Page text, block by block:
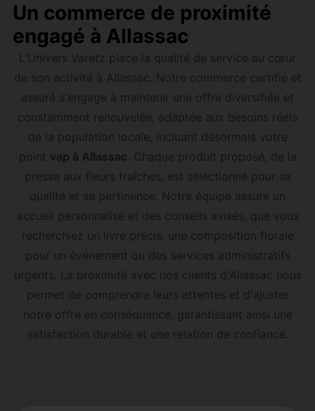
Un commerce de proximité
engagé à Allassac
L'Univers Varetz place la qualité de service au cœur
de son activité à Allassac. Notre commerce certifié et
assuré s'engage à maintenir une offre diversifiée et
constamment renouvelée, adaptée aux besoins réels
de la population locale, incluant désormais votre
point vap à Allassac. Chaque produit proposé, de la
presse aux fleurs fraîches, est sélectionné pour sa
qualité et sa pertinence. Notre équipe assure un
accueil personnalisé et des conseils avisés, que vous
recherchiez un livre précis, une composition florale
pour un événement ou des services administratifs
urgents. La proximité avec nos clients d'Allassac nous
permet de comprendre leurs attentes et d'ajuster
notre offre en conséquence, garantissant ainsi une
satisfaction durable et une relation de confiance.